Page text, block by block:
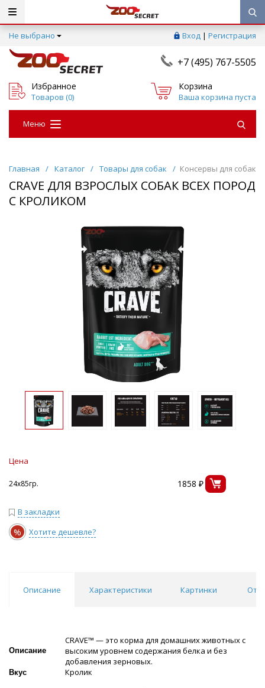
Не выбрано Вход | Регистрация
+7 (495) 767-5505
Избранное
Товаров (0)
Корзина
Ваша корзина пуста
Меню
Главная / Каталог / Товары для собак / Консервы для собак
CRAVE ДЛЯ ВЗРОСЛЫХ СОБАК ВСЕХ ПОРОД
С КРОЛИКОМ
Цена
24х85гр. 1858 ₽
В закладки
% Хотите дешевле?
Описание Характеристики Картинки
Описание
СRAVE™ — это корма для домашних животных с
высоким уровнем содержания белка и без
добавления зерновых.
Вкус Кролик